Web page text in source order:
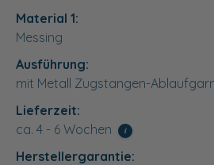
Material 1:
Messing
Ausführung:
mit Metall Zugstangen-
Lieferzeit:
ca. 4 - 6 Wochen
i
Herstellergarantie: